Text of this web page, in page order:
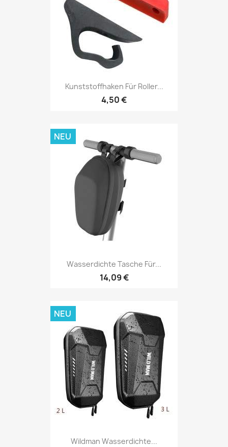
Kunststoffhaken Für Roller...
4,50 €
Wasserdichte Tasche Für...
14,09 €
NEU
Wildman Wasserdichte...
NEU